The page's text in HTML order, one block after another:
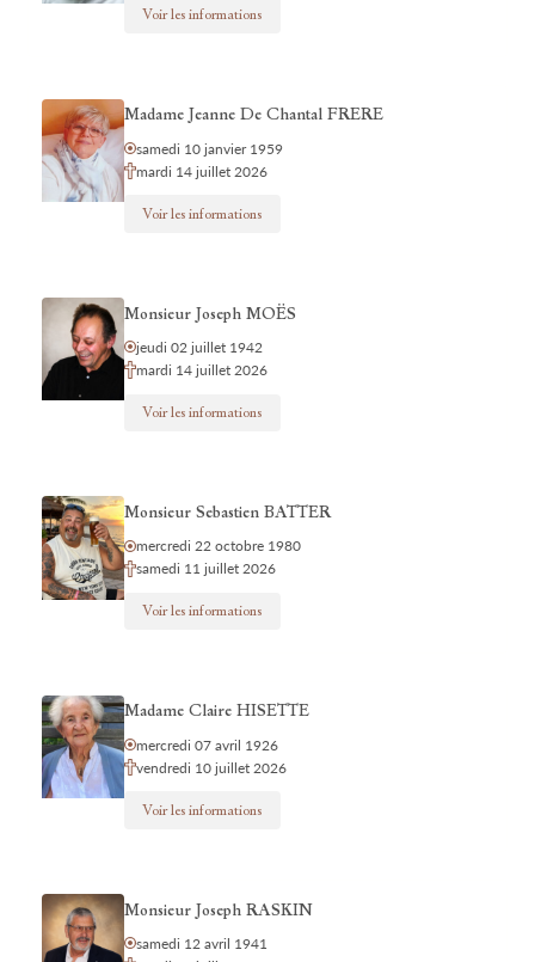
Voir les informations
Madame Jeanne De Chantal FRERE
samedi 10 janvier 1959
mardi 14 juillet 2026
Voir les informations
Monsieur Joseph MOËS
jeudi 02 juillet 1942
mardi 14 juillet 2026
Voir les informations
Monsieur Sebastien BATTER
mercredi 22 octobre 1980
samedi 11 juillet 2026
Voir les informations
Madame Claire HISETTE
mercredi 07 avril 1926
vendredi 10 juillet 2026
Voir les informations
Monsieur Joseph RASKIN
samedi 12 avril 1941